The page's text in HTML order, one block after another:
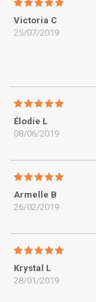
Victoria C
25/07/2019
Élodie L
08/06/2019
Armelle B
26/02/2019
Krystal L
28/01/2019